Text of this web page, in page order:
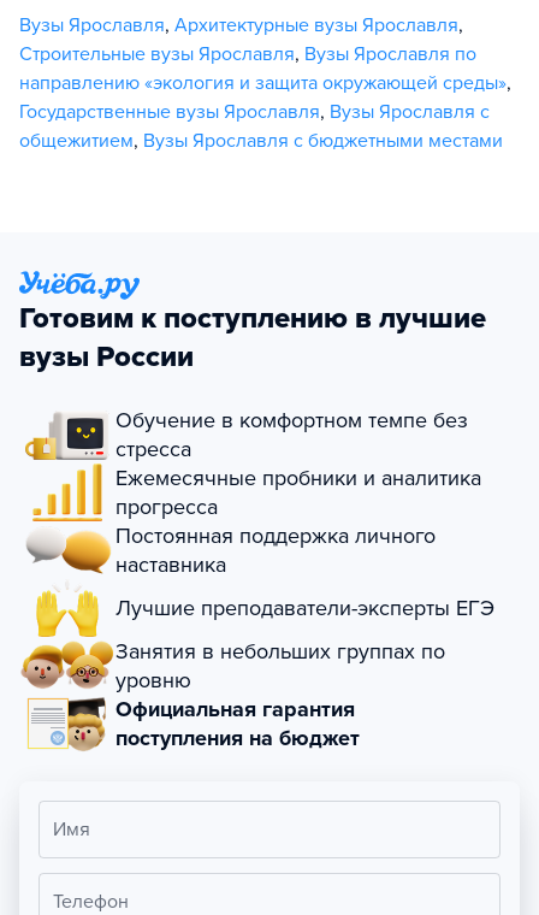
Вузы Ярославля, Архитектурные вузы Ярославля,
Строительные вузы Ярославля, Вузы Ярославля по
направлению «экология и защита окружающей среды»,
Государственные вузы Ярославля, Вузы Ярославля с
общежитием, Вузы Ярославля с бюджетными местами
Готовим к поступлению в лучшие
вузы России
Обучение в комфортном темпе без
стресса
Ежемесячные пробники и аналитика
прогресса
Постоянная поддержка личного
наставника
Лучшие преподаватели-эксперты ЕГЭ
Занятия в небольших группах по
уровню
Официальная гарантия
поступления на бюджет
Имя
Телефон